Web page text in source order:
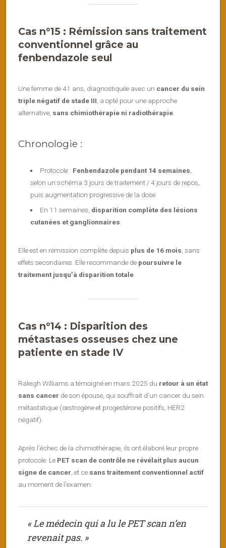
Cas n°15 : Rémission sans traitement
conventionnel grâce au
fenbendazole seul
Une femme de 41 ans, diagnostiquée avec un cancer du sein
triple négatif de stade III , a opté pour une approche
alternative, sans chimiothérapie ni radiothérapie
Chronologie :
Protocole : Fenbendazole pendant 14 semaines
selon un schéma 3 jours de traitement / 4 jours de repos,
puis augmentation progressive de la dose.
En 11 semaines, disparition complète des lésions
cutanées et ganglionnaires
Elle est en rémission complète depuis plus de 16 mois , sans
effets secondaires. Elle recommande de poursuivre le
traitement jusqu’à disparition totale
Cas n°14 : Disparition des
métastases osseuses chez une
patiente en stade IV
Raleigh Williams a témoigné en mars 2025 du retour à un état
sans cancer de son épouse, qui souffrait d’un cancer du sein
métastatique (œstrogène et progestérone positifs, HER2
négatif).
Après l’échec de la chimiothérapie, ils ont élaboré leur propre
protocole. Le PET scan de contrôle ne révélait plus aucun
signe de cancer , et ce sans traitement conventionnel actif
au moment de l’examen.
« Le médecin qui a lu le PET scan n’en
revenait pas. »